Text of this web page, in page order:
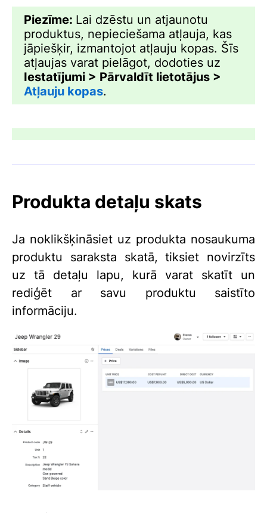
Piezīme: Lai dzēstu un atjaunotu
produktus, nepieciešama atļauja, kas
jāpiešķir, izmantojot atļauju kopas. Šīs
atļaujas varat pielāgot, dodoties uz
Iestatījumi > Pārvaldīt lietotājus >
Atļauju kopas.
Produkta detaļu skats
Ja noklikšķināsiet uz produkta nosaukuma
produktu saraksta skatā, tiksiet novirzīts
uz tā detaļu lapu,
kurā varat skatīt un
rediģēt ar savu produktu saistīto
informāciju.